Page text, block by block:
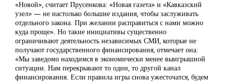
«Новой», считает Прусенкова: «Новая газета» и «Кавказский
узел» — не настолько большие издания, чтобы заслуживать
отдельного закона. При желании расправиться с нами можно
куда проще». Но такие инициативы существенно
ограничивают деятельность независимых СМИ, которые не
получают государственного финансирования, отмечает она:
«Мы заведомо находимся в экономически менее выигрышной
ситуации. Нам перекрывают то один, то другой канал
финансирования. Если правила игры снова ужесточатся, будем